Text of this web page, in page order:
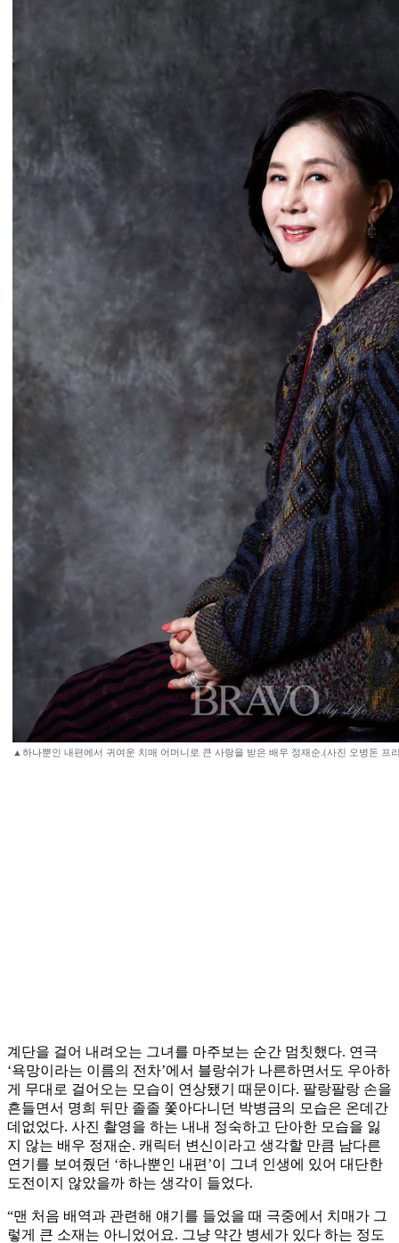
▲하나뿐인 내편에서 귀여운 치매 어머니로 큰 사랑을 받은 배우 정재순.(사진 오병돈 프
계단을 걸어 내려오는 그녀를 마주보는 순간 멈칫했다. 연극
‘욕망이라는 이름의 전차’에서 블랑쉬가 나른하면서도 우아하
게 무대로 걸어오는 모습이 연상됐기 때문이다. 팔랑팔랑 손을
흔들면서 명희 뒤만 졸졸 쫓아다니던 박병금의 모습은 온데간
데없었다. 사진 촬영을 하는 내내 정숙하고 단아한 모습을 잃
지 않는 배우 정재순. 캐릭터 변신이라고 생각할 만큼 남다른
연기를 보여줬던 ‘하나뿐인 내편’이 그녀 인생에 있어 대단한
도전이지 않았을까 하는 생각이 들었다.
“맨 처음 배역과 관련해 얘기를 들었을 때 극중에서 치매가 그
렇게 큰 소재는 아니었어요. 그냥 약간 병세가 있다 하는 정도